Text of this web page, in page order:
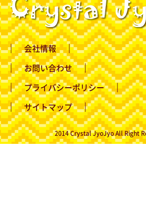
会社情報
お問い合わせ
プライバシーポリシー
サイトマップ
2014 Crystal JyoJyo All Right